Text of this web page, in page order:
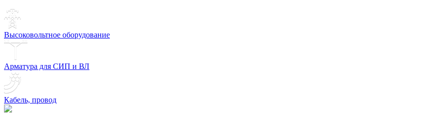
Высоковольтное оборудование
Арматура для СИП и ВЛ
Кабель, провод